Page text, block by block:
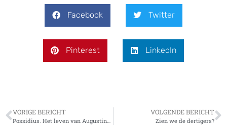
Facebook Twitter
Pinterest LinkedIn
VORIGE BERICHT VOLGENDE BERICHT
Zien we de dertigers?